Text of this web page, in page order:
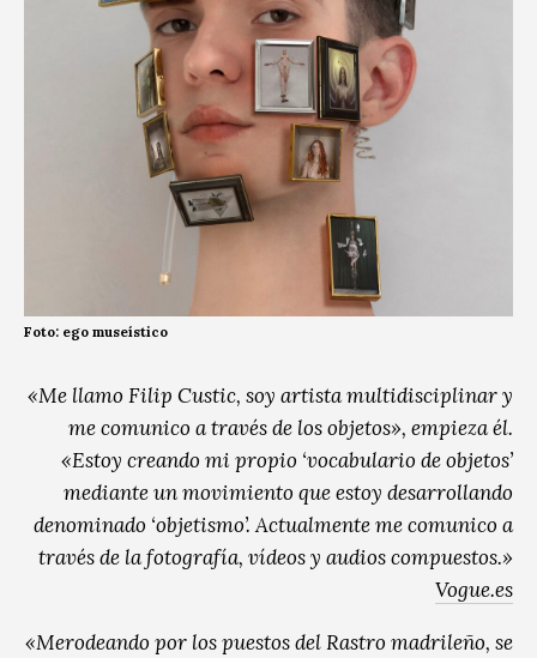
Foto: ego museístico
«Me llamo Filip Custic, soy artista multidisciplinar y
me comunico a través de los objetos», empieza él.
«Estoy creando mi propio ‘vocabulario de objetos’
mediante un movimiento que estoy desarrollando
denominado ‘objetismo’. Actualmente me comunico a
través de la fotografía, vídeos y audios compuestos.»
Vogue.es
«Merodeando por los puestos del Rastro madrileño, se